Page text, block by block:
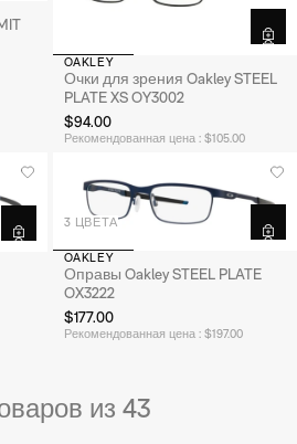
OAKLEY
Очки для зрения Oakley STEEL
PLATE XS OY3002
$94.00
Рекомендованная цена : $105.00
3 ЦВЕТА
OAKLEY
Оправы Oakley STEEL PLATE
OX3222
$177.00
Рекомендованная цена : $197.00
из 43